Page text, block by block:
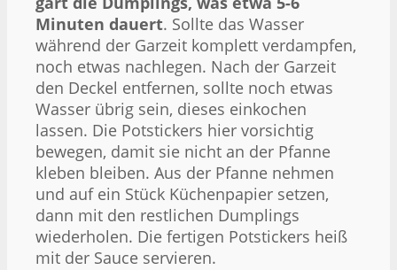
Minuten dauert. Sollte das Wasser
während der Garzeit komplett verdampfen,
noch etwas nachlegen. Nach der Garzeit
den Deckel entfernen, sollte noch etwas
Wasser übrig sein, dieses einkochen
lassen. Die Potstickers hier vorsichtig
bewegen, damit sie nicht an der Pfanne
kleben bleiben. Aus der Pfanne nehmen
und auf ein Stück Küchenpapier setzen,
dann mit den restlichen Dumplings
wiederholen. Die fertigen Potstickers heiß
mit der Sauce servieren.